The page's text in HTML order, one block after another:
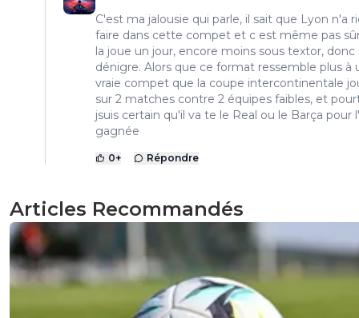
C'est ma jalousie qui parle, il sait que Lyon n'a
faire dans cette compet et c est même pas
la joue un jour, encore moins sous textor, donc
dénigre. Alors que ce format ressemble plus à
vraie compet que la coupe intercontinentale
sur 2 matches contre 2 équipes faibles, et
jsuis certain qu'il va te le Real ou le Barça pour
gagnée
0+ Répondre
Articles Recommandés